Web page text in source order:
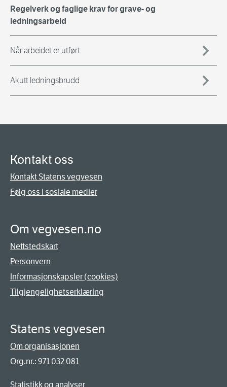
Regelverk og faglige krav for grave- og
ledningsarbeid
Når arbeidet er utført
Akutt ledningsbrudd
Kontakt oss
Kontakt Statens vegvesen
Følg oss i sosiale medier
Om vegvesen.no
Nettstedskart
Personvern
Informasjonskapsler (cookies)
Tilgjengelighetserklæring
Statens vegvesen
Om organisasjonen
Org.nr.: 971 032 081
Statistikk og analyser